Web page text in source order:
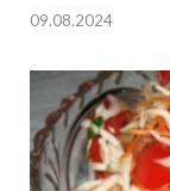
09.08.2024